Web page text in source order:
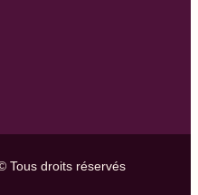
Tous droits réservés